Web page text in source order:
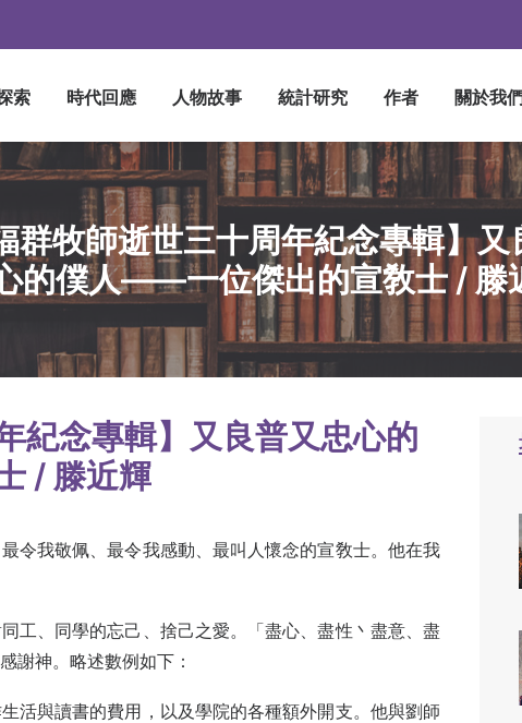
索 時代回應 人物故事 統計研究 作者 關於我
群牧師逝世三十周年紀念專輯】又
的僕人——一位傑出的宣敎士 / 滕
紀念專輯】又良普又忠心的
/ 滕近輝
令我敬佩、最令我感動、最叫人懷念的宣敎士。他在我
工、同學的忘己、捨己之愛。「盡心、盡性丶盡意、盡
謝神。略述數例如下：
活與讀書的費用，以及學院的各種額外開支。他與劉師